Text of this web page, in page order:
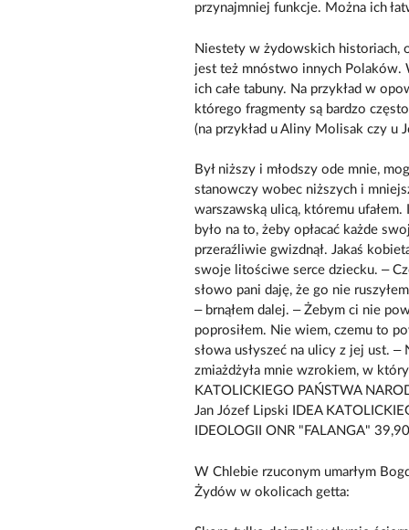
przynajmniej funkcje. Można ich
Niestety w żydowskich historiach,
jest też mnóstwo innych Polaków.
ich całe tabuny. Na przykład w
którego fragmenty są bardzo
(na przykład u Aliny Molisak czy u
Był niższy i młodszy ode mnie,
stanowczy wobec niższych i
warszawską ulicą, któremu
było na to, żeby opłacać każde
przeraźliwie gwizdnął. Jakaś
swoje litościwe serce dziecku. –
słowo pani daję, że go nie
– brnąłem dalej. – Żebym ci nie
poprosiłem. Nie wiem, czemu to
słowa usłyszeć na ulicy z jej ust.
zmiażdżyła mnie wzrokiem, w
KATOLICKIEGO PAŃSTWA
Jan Józef Lipski IDEA
IDEOLOGII ONR "FALANGA"
W Chlebie rzuconym umarłym
Żydów w okolicach getta: